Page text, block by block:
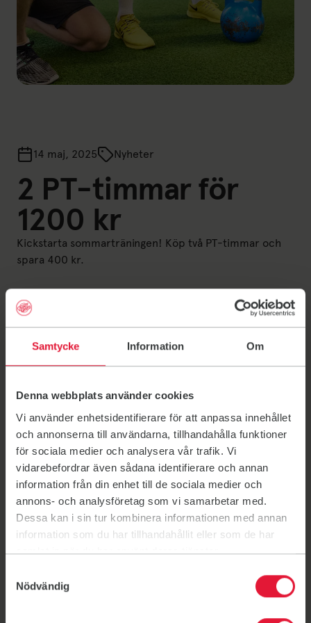
Samtycke Information Om
Denna webbplats använder cookies
Vi använder enhetsidentifierare för att anpassa innehållet
och annonserna till användarna, tillhandahålla funktioner
för sociala medier och analysera vår trafik. Vi
vidarebefordrar även sådana identifierare och annan
information från din enhet till de sociala medier och
annons- och analysföretag som vi samarbetar med.
Dessa kan i sin tur kombinera informationen med annan
information som du har tillhandahållit eller som de har
samlat in när du har använt deras tjänster.
Nödvändig
14 maj, 2025 Nyheter
2 PT-timmar för
1200 kr
Kickstarta sommarträningen! Köp två PT-timmar och
spara 400 kr.
Kom igång, få inspiration eller utveckla din träning till
ännu högre höjder. Oavsett anledning kan en personlig
att du kan dela upplevelsen med en vän. Att ta med en
person till ditt PT-pass är kostnadsfritt.
Köp två PT-timmar för 1 200 kr (ord. pris 1 600 kr) och
spara 400 kr!
Villkor
Erbjudandet gäller vid köp till och med söndag 22
juni 2025.
Gäller PT 60 min.
Giltighetstid 6 mån från inköpsdatum.
Max 1 paket/person.
Går att köpa på alla våra gym, men kan bara nyttjas
på gym där vi har personliga tränare.